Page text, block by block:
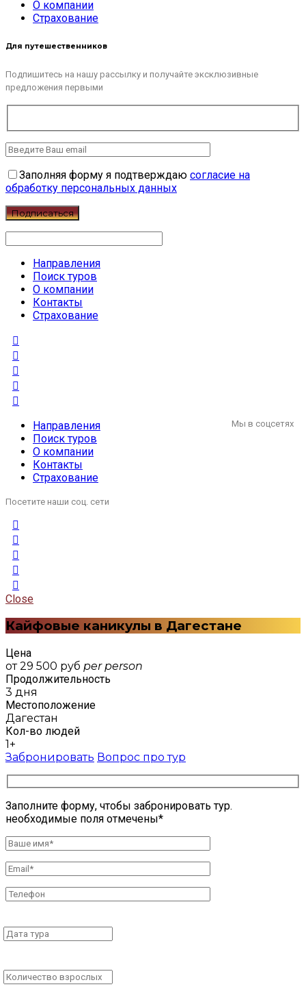
О компании
Страхование
Для путешественников
Подпишитесь на нашу рассылку и получайте эксклюзивные
предложения первыми
Заполняя форму я подтверждаю согласие на
обработку персональных данных
Направления
Поиск туров
О компании
Контакты
Страхование
Мы в соцсетях
Направления
Поиск туров
О компании
Контакты
Страхование
Посетите наши соц. сети
Close
Кайфовые каникулы в Дагестане
Цена
от 29 500 руб perperson
Продолжительность
3 дня
Местоположение
Дагестан
Кол-во людей
1+
Забронировать Вопрос про тур
Заполните форму, чтобы забронировать тур.
необходимые поля отмечены*